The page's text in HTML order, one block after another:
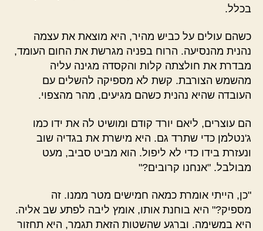
בכלל.
כשהם עולים על כביש מהיר, היא מוצאת את עצמה
נהנית מהנסיעה. הרוח בפניה מגרשת את החום העומד,
מבדרת את חולצתה קלות והקסדה מגינה עליה
מהשמש הצורבת. קשת לא מספיקה להשלים עם
העובדה שהיא נהנית כשהם מגיעים, מהר מהצפוי.
הם עוצרים, ליאם יורד קודם ומושיט לה את ידו כמו
ג'נטלמן כדי שתרד גם. היא מישרת את בגדיה שוב
ונעזרת בידו כדי לא ליפול. הוא מביט סביב, מעט
מבולבל. "אנחנו קרובים?"
"כן, הייתי אומרת כמאה חמישים מטר ממנו. זה
מספיק?" היא בוחנת אותו, אומץ ליבה לפתע שב אליה.
היא במשימה. וברגע שהשטות הזאת תגמר, היא תחזור